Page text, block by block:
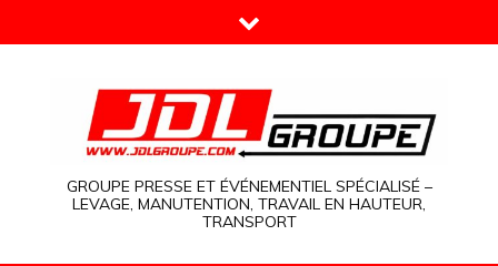
to
GROUPE PRESSE ET ÉVÉNEMENTIEL SPÉCIALISÉ –
LEVAGE, MANUTENTION, TRAVAIL EN HAUTEUR,
TRANSPORT